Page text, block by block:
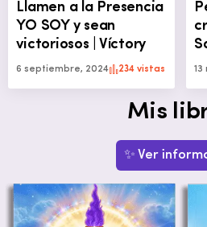
Llamen a la Presencia
YO SOY y sean
victoriosos | Víctory
6 septiembre, 2024 234 vistas 13
Mis
✨ Ver